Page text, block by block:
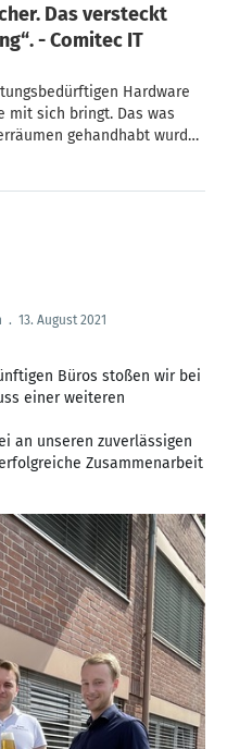
Das versteckt
- Comitec IT
Hardware
mit sich bringt. Das was
gehandhabt wurde,
Computing abgelöst.
. 13. August 2021
Büros stoßen wir bei
einer weiteren
an unseren zuverlässigen
Zusammenarbeit